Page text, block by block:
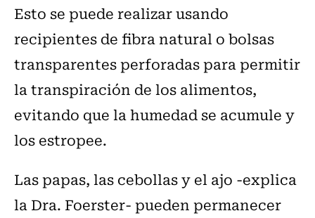
Esto se puede realizar usando
recipientes de fibra natural o bolsas
transparentes perforadas para permitir
la transpiración de los alimentos,
evitando que la humedad se acumule y
los estropee.
Las papas, las cebollas y el ajo -explica
la Dra. Foerster- pueden permanecer